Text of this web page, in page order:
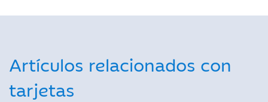
Artículos relacionados con
tarjetas